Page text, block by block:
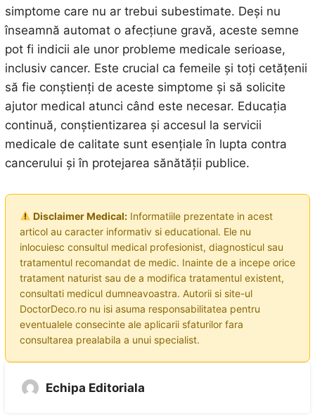
simptome care nu ar trebui subestimate. Deși nu
înseamnă automat o afecțiune gravă, aceste semne
pot fi indicii ale unor probleme medicale serioase,
inclusiv cancer. Este crucial ca femeile și toți cetățenii
să fie conștienți de aceste simptome și să solicite
ajutor medical atunci când este necesar. Educația
continuă, conștientizarea și accesul la servicii
medicale de calitate sunt esențiale în lupta contra
cancerului și în protejarea sănătății publice.
Disclaimer Medical:Informatiile prezentate in acest
articol au caracter informativ si educational. Ele nu
inlocuiesc consultul medical profesionist, diagnosticul sau
tratamentul recomandat de medic. Inainte de a incepe orice
tratament naturist sau de a modifica tratamentul existent,
consultati medicul dumneavoastra. Autorii si site-ul
DoctorDeco.ro nu isi asuma responsabilitatea pentru
eventualele consecinte ale aplicarii sfaturilor fara
consultarea prealabila a unui specialist.
Echipa Editoriala